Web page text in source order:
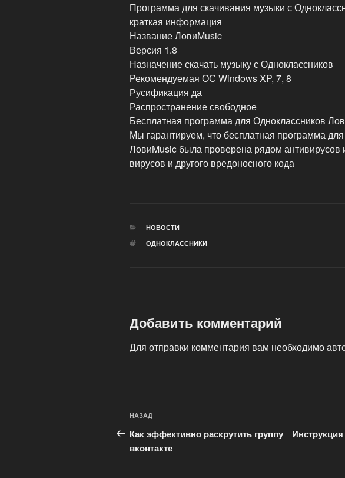
Программа для скачивания музыки с
краткая информация
Название ЛовиMusic
Версия 1.8
Назначение скачать музыку с Одноклассников
Рекомендуемая ОС Windows XP, 7, 8
Русификация да
Распространение свободное
Бесплатная программа для Одноклассников
Мы гарантируем, что бесплатная программа
ЛовиMusic была проверена рядом антивирусов
вирусов и другого вредоносного кода
РУБРИКИ
НОВОСТИ
МЕТКИ
ОДНОКЛАССНИКИ
Добавить комментарий
Для отправки комментария вам необходимо
Навигация
по
записям
Предыдущая
запись:
НАЗАД
Как эффективно раскрутить группу
вконтакте